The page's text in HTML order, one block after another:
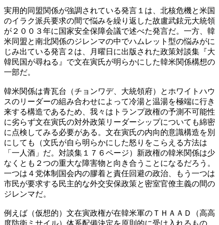
実用的同盟関係が強調されている発言１は、北核危機と米国
のイラク派兵要求の間で悩みを繰り返した故盧武鉉元大統領
が２００３年に国家安全保障会議で述べた発言だ。一方、韓
米同盟と南北関係のジレンマの中でハムレット型の悩みがに
じみ出ている発言２は、月曜日に出版された政策対談集『大
韓民国が尋ねる』で文在寅氏が明らかにした韓米関係構想の
一部だ。
韓米関係は青瓦台（チョンワデ、大統領府）とホワイトハウ
スのリーダーの組み合わせによって冷湯と温湯を極端に行き
来する構造であるため、我々はトランプ政権の予測不可能性
に劣らず文在寅氏の対外政策リーダーシップについても綿密
に点検してみる必要がある。文在寅氏の内向的意識構造を別
にしても（文氏が自ら明らかにした怒りをこらえる方法は
「一人酒」だ。対談集１７６ページ）新政権の韓米関係は少
なくとも２つの重大な障害物と向き合うことになるだろう。
一つは４党体制国会内の膠着と責任回避の政治、もう一つは
市民が要求する民主的な外交安保政策と密室官僚主義の間の
ジレンマだ。
例えば（仮想的）文在寅政権が在韓米軍のＴＨＡＡＤ（高高
度防衛ミサイル）体系配備決定を原則的に受け入れるもの